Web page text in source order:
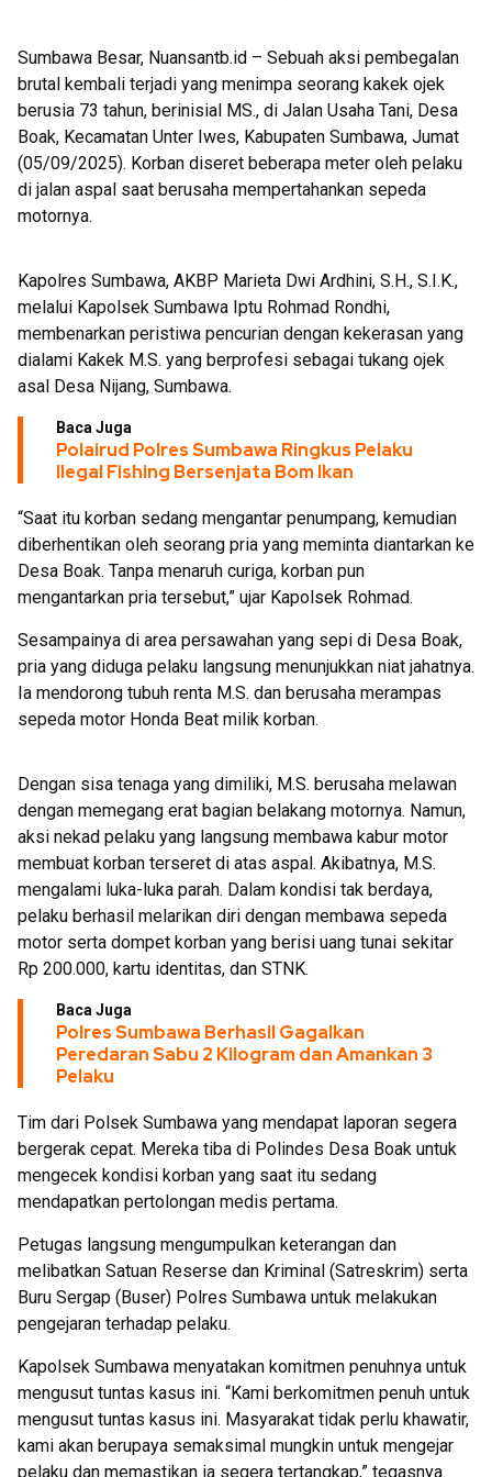
Sumbawa Besar, Nuansantb.id – Sebuah aksi pembegalan
brutal kembali terjadi yang menimpa seorang kakek ojek
berusia 73 tahun, berinisial MS., di Jalan Usaha Tani, Desa
Boak, Kecamatan Unter Iwes, Kabupaten Sumbawa, Jumat
(05/09/2025). Korban diseret beberapa meter oleh pelaku
di jalan aspal saat berusaha mempertahankan sepeda
motornya.
Kapolres Sumbawa, AKBP Marieta Dwi Ardhini, S.H., S.I.K.,
melalui Kapolsek Sumbawa Iptu Rohmad Rondhi,
membenarkan peristiwa pencurian dengan kekerasan yang
dialami Kakek M.S. yang berprofesi sebagai tukang ojek
asal Desa Nijang, Sumbawa.
Baca Juga
Polairud Polres Sumbawa Ringkus Pelaku
Ilegal Fishing Bersenjata Bom Ikan
“Saat itu korban sedang mengantar penumpang, kemudian
diberhentikan oleh seorang pria yang meminta diantarkan ke
Desa Boak. Tanpa menaruh curiga, korban pun
mengantarkan pria tersebut,” ujar Kapolsek Rohmad.
Sesampainya di area persawahan yang sepi di Desa Boak,
pria yang diduga pelaku langsung menunjukkan niat jahatnya.
Ia mendorong tubuh renta M.S. dan berusaha merampas
sepeda motor Honda Beat milik korban.
Dengan sisa tenaga yang dimiliki, M.S. berusaha melawan
dengan memegang erat bagian belakang motornya. Namun,
aksi nekad pelaku yang langsung membawa kabur motor
membuat korban terseret di atas aspal. Akibatnya, M.S.
mengalami luka-luka parah. Dalam kondisi tak berdaya,
pelaku berhasil melarikan diri dengan membawa sepeda
motor serta dompet korban yang berisi uang tunai sekitar
Rp 200.000, kartu identitas, dan STNK.
Baca Juga
Polres Sumbawa Berhasil Gagalkan
Peredaran Sabu 2 Kilogram dan Amankan 3
Pelaku
Tim dari Polsek Sumbawa yang mendapat laporan segera
bergerak cepat. Mereka tiba di Polindes Desa Boak untuk
mengecek kondisi korban yang saat itu sedang
mendapatkan pertolongan medis pertama.
Petugas langsung mengumpulkan keterangan dan
melibatkan Satuan Reserse dan Kriminal (Satreskrim) serta
Buru Sergap (Buser) Polres Sumbawa untuk melakukan
pengejaran terhadap pelaku.
Kapolsek Sumbawa menyatakan komitmen penuhnya untuk
mengusut tuntas kasus ini. “Kami berkomitmen penuh untuk
mengusut tuntas kasus ini. Masyarakat tidak perlu khawatir,
kami akan berupaya semaksimal mungkin untuk mengejar
pelaku dan memastikan ia segera tertangkap,” tegasnya.